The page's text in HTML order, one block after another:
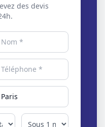
des devis